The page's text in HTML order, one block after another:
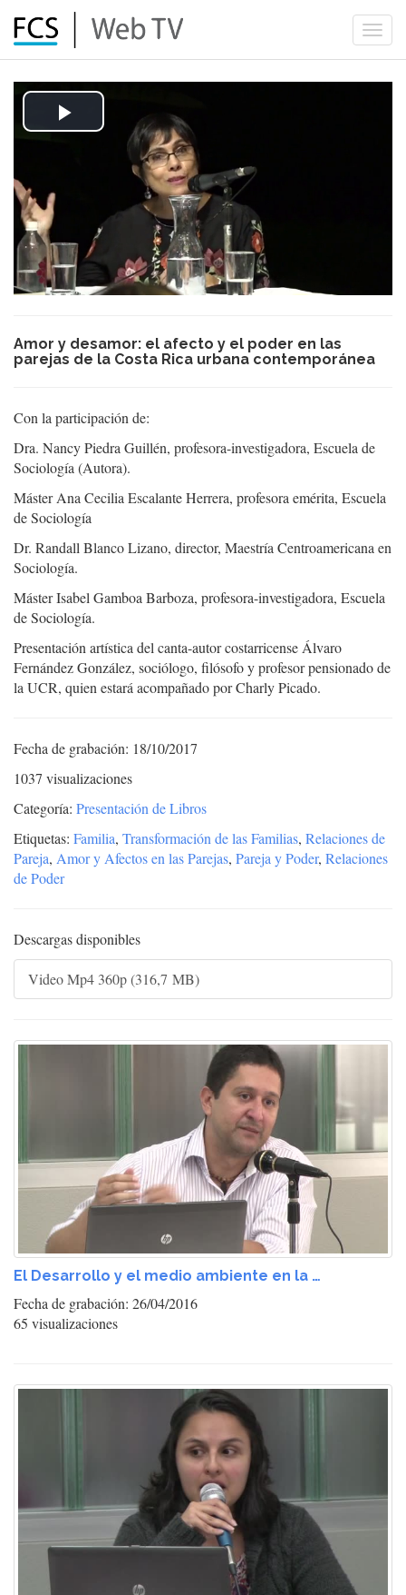
Play
Amor y desamor: el afecto y el poder en las
parejas de la Costa Rica urbana contemporánea
Con la participación de:
Dra. Nancy Piedra Guillén, profesora-investigadora, Escuela de
Sociología (Autora).
Máster Ana Cecilia Escalante Herrera, profesora emérita, Escuela
de Sociología
Dr. Randall Blanco Lizano, director, Maestría Centroamericana en
Sociología.
Máster Isabel Gamboa Barboza, profesora-investigadora, Escuela
de Sociología.
Presentación artística del canta-autor costarricense Álvaro
Fernández González, sociólogo, filósofo y profesor pensionado de
la UCR, quien estará acompañado por Charly Picado.
Fecha de grabación: 18/10/2017
1037 visualizaciones
Categoría: Presentación de Libros
Etiquetas: Familia, Transformación de las Familias, Relaciones de
Pareja, Amor y Afectos en las Parejas, Pareja y Poder, Relaciones
de Poder
Descargas disponibles
Video Mp4 360p (316,7 MB)
El Desarrollo y el medio ambiente en la …
Fecha de grabación: 26/04/2016
65 visualizaciones